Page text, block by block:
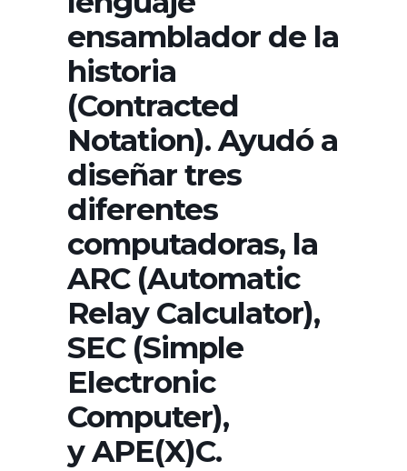
ensamblador de la
historia
(Contracted
Notation). Ayudó a
diseñar tres
diferentes
computadoras, la
ARC (Automatic
Relay Calculator),
SEC (Simple
Electronic
Computer),
y APE(X)C.